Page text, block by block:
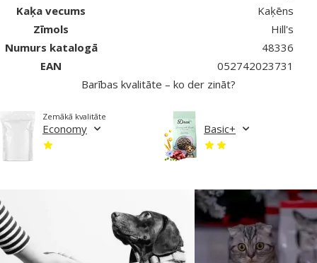
Kaķa vecums
Kaķēns
Zīmols
Hill's
Numurs katalogā
48336
EAN
052742023731
Barības kvalitāte – ko der zināt?
Economy
Zemākā kvalitāte
Basic+